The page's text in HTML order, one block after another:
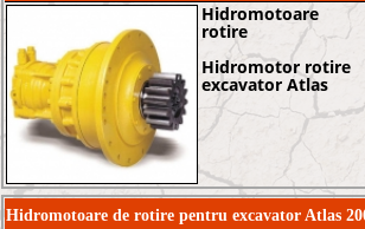
Hidromotoare
rotire
Hidromotor rotire
excavator Atlas
Hidromotoare de rotire pentru excavator Atlas